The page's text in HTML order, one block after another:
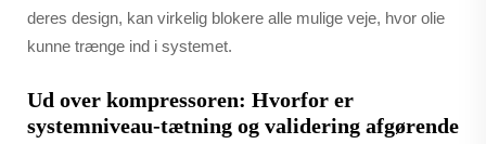
deres design, kan virkelig blokere alle mulige veje, hvor olie
kunne trænge ind i systemet.
Ud over kompressoren: Hvorfor er
systemniveau-tætning og validering afgørende